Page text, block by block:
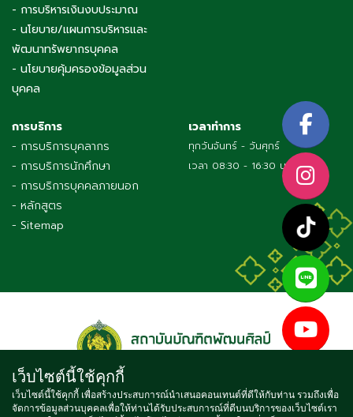
- การบริหารเงินงบประมาณ
- นโยบาย/แผนการบริหารและ
พัฒนาทรัพยากรบุคคล
- นโยบายคุ้มครองข้อมูลส่วน
บุคคล
การบริการ
- การบริการบุคลากร
- การบริการนักศึกษา
- การบริการบุคคลภายนอก
- หลักสูตร
- Sitemap
เวลาทำการ
ทุกวันจันทร์ - วันศุกร์
เวลา 08:30 - 16:30 น.
เว็บไซต์นี้ใช้คุกกี้
เว็บไซต์นี้ใช้คุกกี้ เพื่อสร้างประสบการณ์นำเสนอคอนเทนต์ที่ดีให้กับท่าน รวมถึงเพื่อ
จัดการข้อมูลส่วนบุคคลเพื่อให้ท่านได้รับประสบการณ์ที่ดีบนบริการของเว็บไซต์เรา